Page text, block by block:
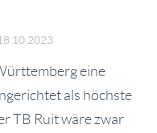
eine
als höchste
TB Ruit wäre zwar